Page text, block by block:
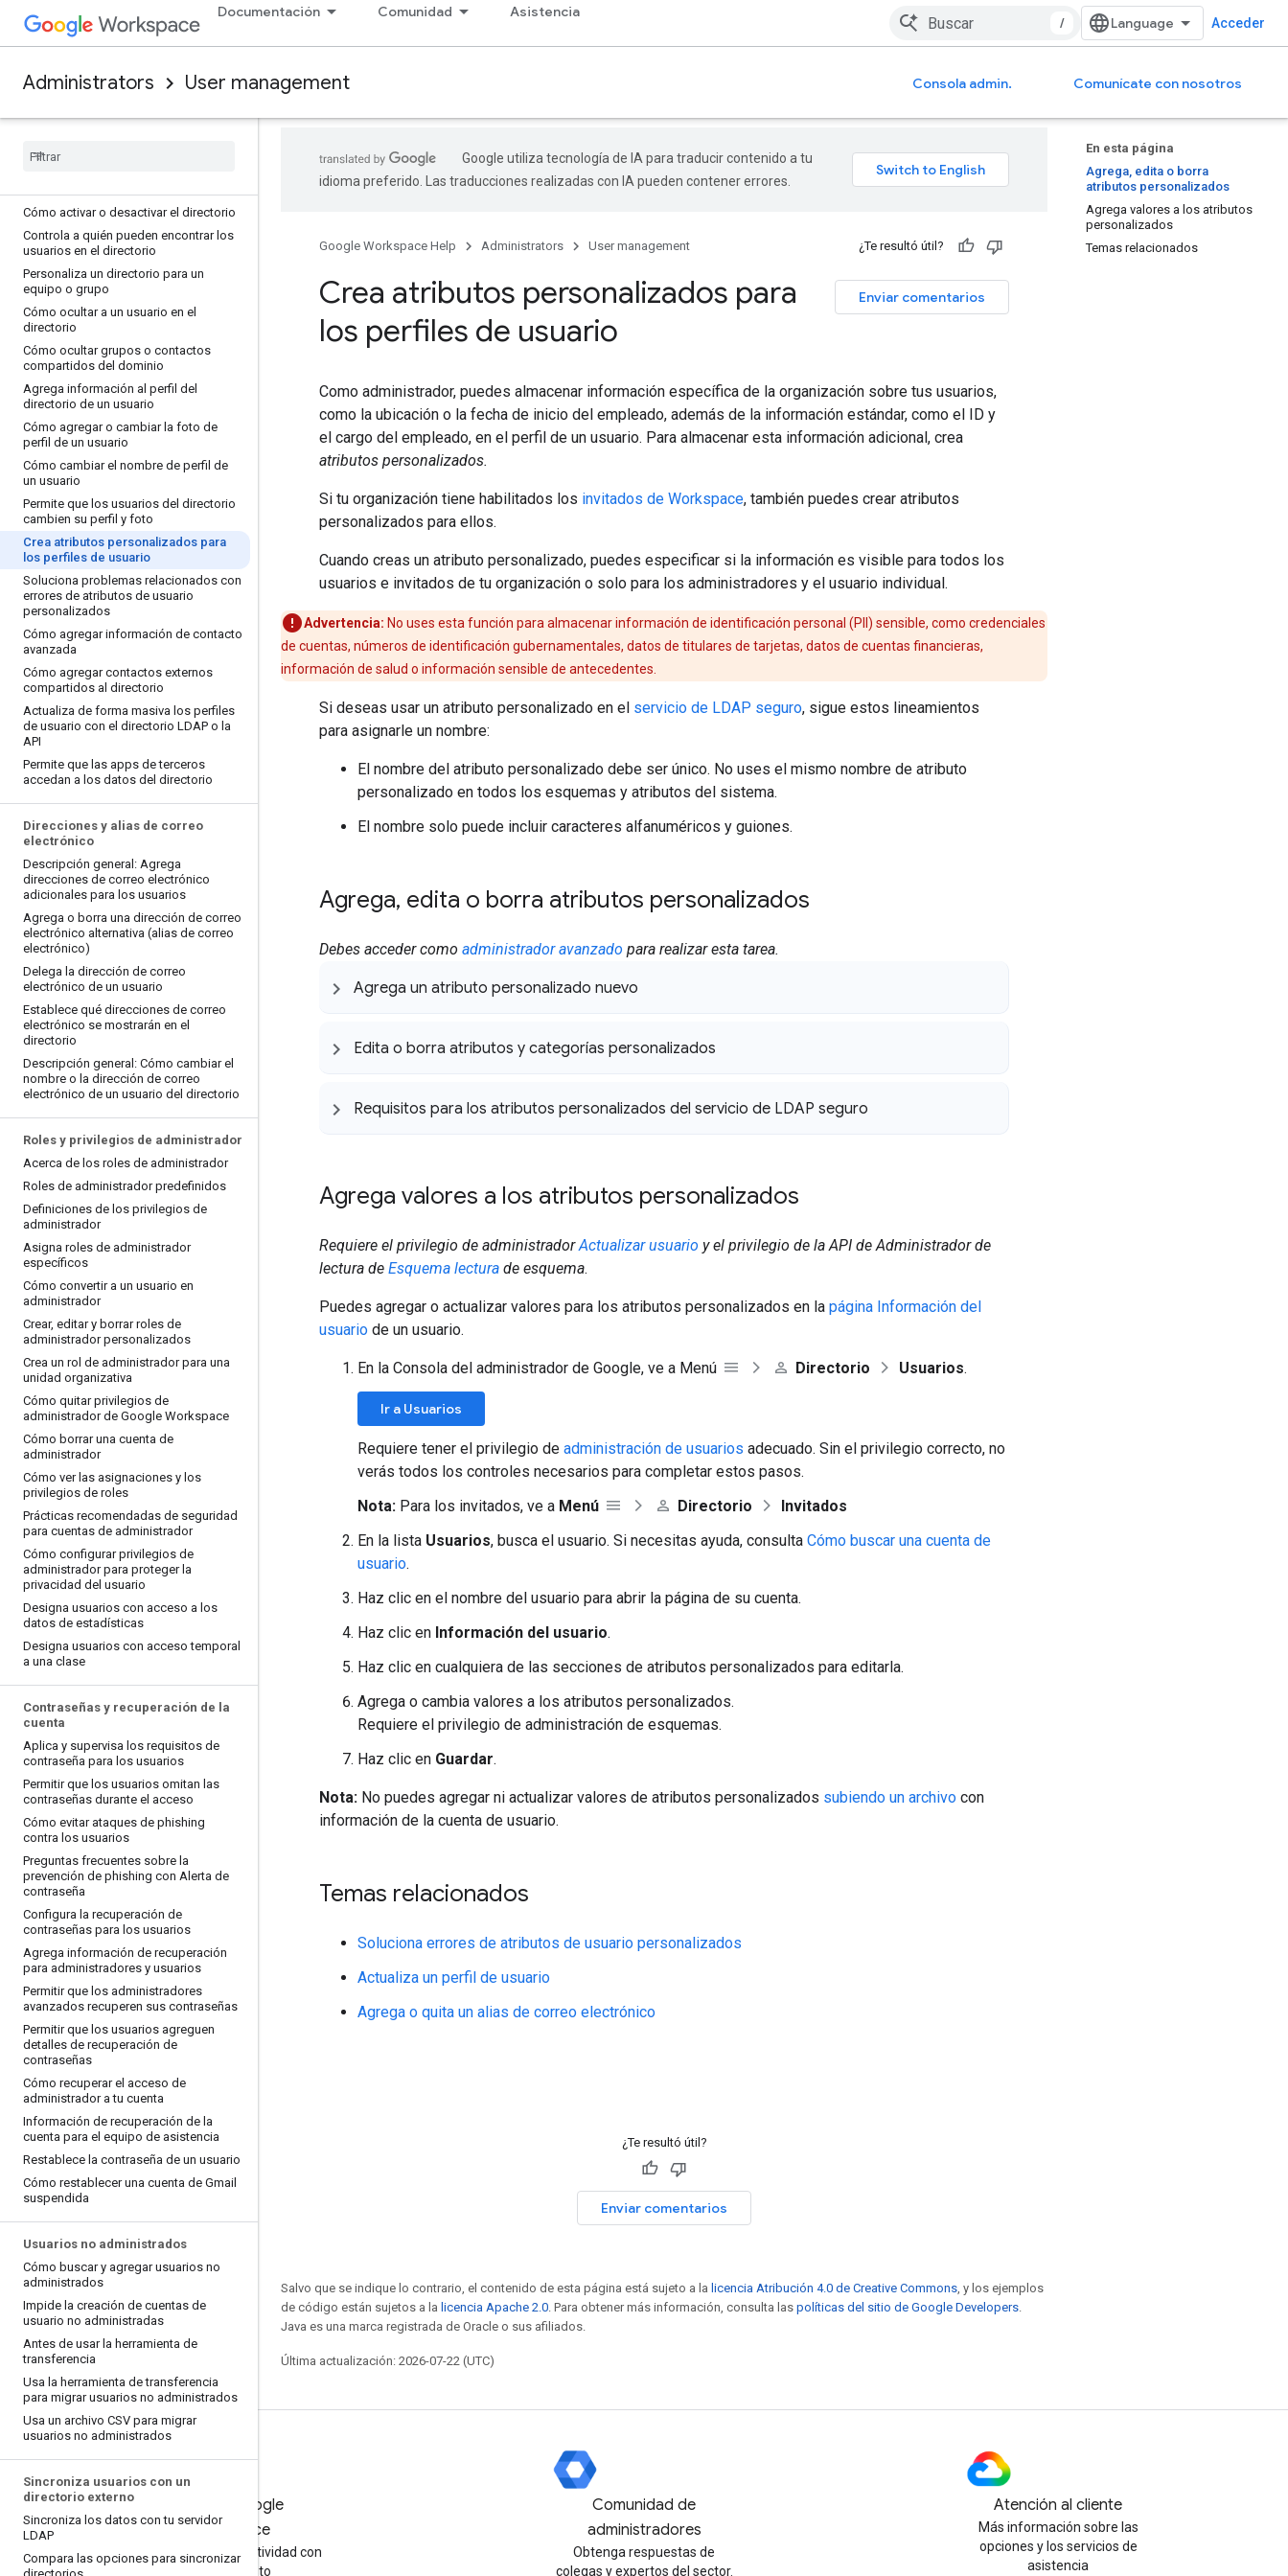
Documentación Comunidad Asistencia
/ Acceder
Administrators User management Consola admin. Comunícate con nosotros
Administra cuentas individuales de
Google Cloud
usuarios con los eventos de registro
Perfiles de usuario y directorio
Cómo activar o desactivar el directorio
Controla a quién pueden encontrar los
usuarios en el directorio
Personaliza un directorio para un
equipo o grupo
Cómo ocultar a un usuario en el
directorio
Cómo ocultar grupos o contactos
compartidos del dominio
Agrega información al perfil del
directorio de un usuario
Cómo agregar o cambiar la foto de
perfil de un usuario
Cómo cambiar el nombre de perfil de
un usuario
Permite que los usuarios del directorio
cambien su perfil y foto
Crea atributos personalizados para
los perfiles de usuario
Soluciona problemas relacionados con
errores de atributos de usuario
personalizados
Cómo agregar información de contacto
avanzada
Cómo agregar contactos externos
compartidos al directorio
Actualiza de forma masiva los perfiles
de usuario con el directorio LDAP o la
API
Permite que las apps de terceros
accedan a los datos del directorio
Direcciones y alias de correo
electrónico
Descripción general: Agrega
direcciones de correo electrónico
adicionales para los usuarios
Agrega o borra una dirección de correo
electrónico alternativa (alias de correo
electrónico)
Delega la dirección de correo
electrónico de un usuario
Establece qué direcciones de correo
electrónico se mostrarán en el
directorio
Descripción general: Cómo cambiar el
nombre o la dirección de correo
electrónico de un usuario del directorio
Roles y privilegios de administrador
Acerca de los roles de administrador
Roles de administrador predefinidos
Definiciones de los privilegios de
administrador
Asigna roles de administrador
específicos
Cómo convertir a un usuario en
administrador
Crear, editar y borrar roles de
administrador personalizados
Crea un rol de administrador para una
unidad organizativa
Cómo quitar privilegios de
administrador de Google Workspace
Cómo borrar una cuenta de
administrador
Cómo ver las asignaciones y los
privilegios de roles
Prácticas recomendadas de seguridad
para cuentas de administrador
Cómo configurar privilegios de
administrador para proteger la
privacidad del usuario
Designa usuarios con acceso a los
datos de estadísticas
Designa usuarios con acceso temporal
a una clase
Contraseñas y recuperación de la
cuenta
Aplica y supervisa los requisitos de
contraseña para los usuarios
Permitir que los usuarios omitan las
contraseñas durante el acceso
Cómo evitar ataques de phishing
contra los usuarios
Preguntas frecuentes sobre la
prevención de phishing con Alerta de
contraseña
Configura la recuperación de
contraseñas para los usuarios
Agrega información de recuperación
para administradores y usuarios
Permitir que los administradores
avanzados recuperen sus contraseñas
Permitir que los usuarios agreguen
detalles de recuperación de
contraseñas
Cómo recuperar el acceso de
administrador a tu cuenta
Información de recuperación de la
cuenta para el equipo de asistencia
Restablece la contraseña de un usuario
Cómo restablecer una cuenta de Gmail
suspendida
Usuarios no administrados
Cómo buscar y agregar usuarios no
administrados
Impide la creación de cuentas de
usuario no administradas
Antes de usar la herramienta de
transferencia
Usa la herramienta de transferencia
para migrar usuarios no administrados
Usa un archivo CSV para migrar
usuarios no administrados
Sincroniza usuarios con un
directorio externo
Sincroniza los datos con tu servidor
LDAP
Compara las opciones para sincronizar
En esta página
Agrega, edita o borra
atributos personalizados
Agrega valores a los atributos
personalizados
Temas relacionados
Google utiliza tecnología de IA para traducir contenido a tu
idioma preferido. Las traducciones realizadas con IA pueden contener errores.
Google Workspace Help Administrators User management ¿Te resultó útil?
Enviar comentarios
Crea atributos personalizados para
los perfiles de usuario
Como administrador, puedes almacenar información específica de la organización sobre tus usuarios,
como la ubicación o la fecha de inicio del empleado, además de la información estándar, como el ID y
el cargo del empleado, en el perfil de un usuario. Para almacenar esta información adicional, crea
atributos personalizados.
Si tu organización tiene habilitados los invitados de Workspace, también puedes crear atributos
personalizados para ellos.
Cuando creas un atributo personalizado, puedes especificar si la información es visible para todos los
usuarios e invitados de tu organización o solo para los administradores y el usuario individual.
Advertencia: No uses esta función para almacenar información de identificación personal (PII) sensible, como credenciales
de cuentas, números de identificación gubernamentales, datos de titulares de tarjetas, datos de cuentas financieras,
información de salud o información sensible de antecedentes.
Si deseas usar un atributo personalizado en el servicio de LDAP seguro, sigue estos lineamientos
para asignarle un nombre:
El nombre del atributo personalizado debe ser único. No uses el mismo nombre de atributo
personalizado en todos los esquemas y atributos del sistema.
El nombre solo puede incluir caracteres alfanuméricos y guiones.
Agrega, edita o borra atributos personalizados
Debes acceder como administrador avanzado para realizar esta tarea.
Agrega un atributo personalizado nuevo
Edita o borra atributos y categorías personalizados
Requisitos para los atributos personalizados del servicio de LDAP seguro
Agrega valores a los atributos personalizados
Requiere el privilegio de administradorActualizar usuario y el privilegio de la API de Administrador de
lectura de Esquema lectura de esquema.
Puedes agregar o actualizar valores para los atributos personalizados en la página Información del
usuario de un usuario.
En la Consola del administrador de Google, ve a Menú Directorio Usuarios.
Ir a Usuarios
Requiere tener el privilegio de administración de usuarios adecuado. Sin el privilegio correcto, no
verás todos los controles necesarios para completar estos pasos.
Nota: Para los invitados, ve a Menú Directorio
Invitados
En la lista Usuarios, busca el usuario. Si necesitas ayuda, consulta Cómo buscar una cuenta de
usuario.
Haz clic en el nombre del usuario para abrir la página de su cuenta.
Haz clic en Información del usuario.
Haz clic en cualquiera de las secciones de atributos personalizados para editarla.
Agrega o cambia valores a los atributos personalizados.
Requiere el privilegio de administración de esquemas.
Haz clic en Guardar.
Nota: No puedes agregar ni actualizar valores de atributos personalizados subiendo un archivo con
información de la cuenta de usuario.
Temas relacionados
Soluciona errores de atributos de usuario personalizados
Actualiza un perfil de usuario
Agrega o quita un alias de correo electrónico
¿Te resultó útil?
Enviar comentarios
Salvo que se indique lo contrario, el contenido de esta página está sujeto a la licencia Atribución 4.0 de Creative Commons, y los ejemplos
de código están sujetos a la licencia Apache 2.0. Para obtener más información, consulta las políticas del sitio de Google Developers.
Java es una marca registrada de Oracle o sus afiliados.
Última actualización: 2026-07-22 (UTC)
Prueba Google
Workspace
Aumenta tu productividad con
la IA sin costo
Comunidad de
administradores
Obtenga respuestas de
colegas y expertos del sector.
Atención al cliente
Más información sobre las
opciones y los servicios de
asistencia